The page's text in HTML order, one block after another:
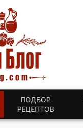
ПОДБОР
РЕЦЕПТОВ